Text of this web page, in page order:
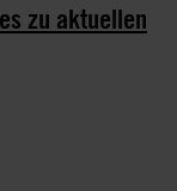
zu aktuellen